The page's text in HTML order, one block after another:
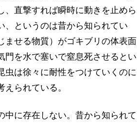
、直撃すれば瞬時に動きを止めら
、というのは昔から知られてい
ませる物質）がゴキブリの体表面
門を水で塞いで窒息死させるとい
虫は徐々に耐性をつけていくのに
られている。
に存在しない。昔から知られて